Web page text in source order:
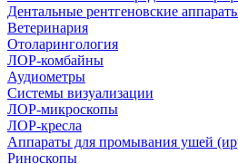
Дентальные рентгеновские
Ветеринария
Отоларингология
ЛОР-комбайны
Аудиометры
Системы визуализации
ЛОР-микроскопы
ЛОР-кресла
Аппараты для промывания ушей
Риноскопы